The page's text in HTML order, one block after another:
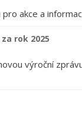
akce a
rok 2025
výroční